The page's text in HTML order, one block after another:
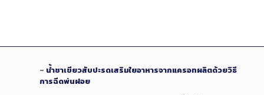
– น้ำชาเขียวสับปะรดเสริมใยอาหารจากแครอทผลิตด้วยวิธี
การฉีดพ่นฝอย